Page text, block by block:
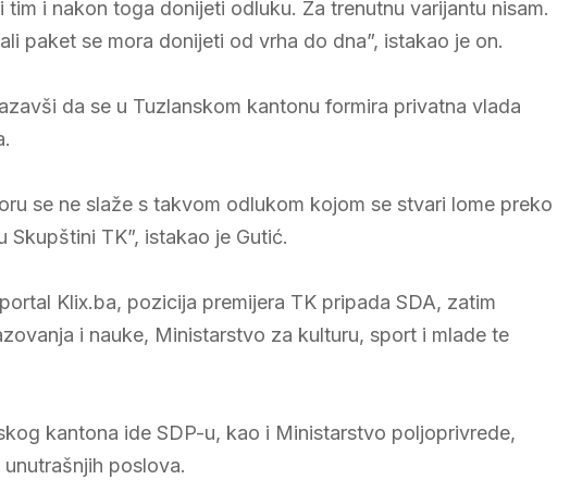
i nakon toga donijeti odluku. Za trenutnu varijantu nisam.
paket se mora donijeti od vrha do dna”, istakao je on.
da se u Tuzlanskom kantonu formira privatna vlada
se ne slaže s takvom odlukom kojom se stvari lome preko
TK”, istakao je Gutić.
Klix.ba, pozicija premijera TK pripada SDA, zatim
i nauke, Ministarstvo za kulturu, sport i mlade te
kantona ide SDP-u, kao i Ministarstvo poljoprivrede,
poslova.